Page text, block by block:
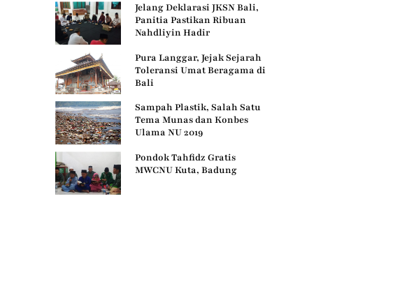
Jelang Deklarasi JKSN Bali,
Panitia Pastikan Ribuan
Nahdliyin Hadir
Pura Langgar, Jejak Sejarah
Toleransi Umat Beragama di
Bali
Sampah Plastik, Salah Satu
Tema Munas dan Konbes
Ulama NU 2019
Pondok Tahfidz Gratis
MWCNU Kuta, Badung